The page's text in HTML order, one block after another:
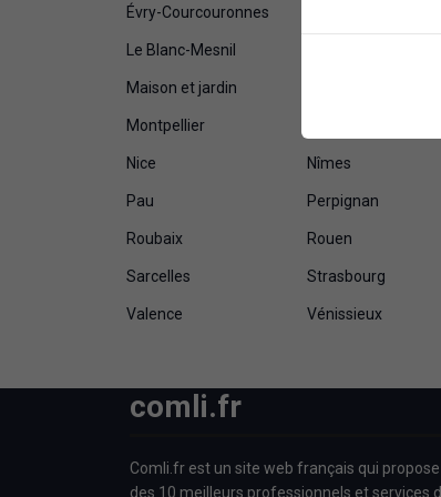
Évry-Courcouronnes
Le Blanc-Mesnil
Maison et jardin
Montpellier
Nice Nîmes
Pau Perpignan
Roubaix Rouen
Sarcelles Strasbourg
Valence Vénissieux
comli.fr
Comli.fr est un site web français qui
des 10 meilleurs professionnels et services